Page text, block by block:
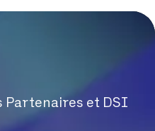
Partenaires et DSI